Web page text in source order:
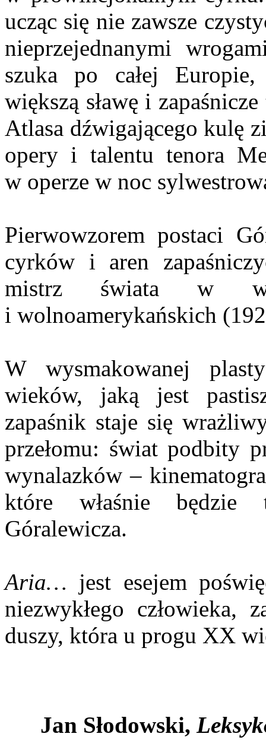
ucząc się nie zawsze
nieprzejednanymi
szuka po całej
większą sławę i
Atlasa dźwigającego kulę
opery i talentu tenora
w operze w noc
Pierwowzorem postaci
cyrków i aren
mistrz świata w
i wolnoamerykańskich
W wysmakowanej
wieków, jaką jest
zapaśnik staje się
przełomu: świat podbity
wynalazków –
które właśnie będzie
Góralewicza.
Aria… jest esejem
niezwykłego człowieka,
duszy, która u progu XX
Jan Słodowski,